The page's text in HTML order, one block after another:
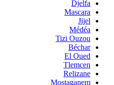
Djelfa
Mascara
Jijel
Médéa
Tizi Ouzou
Béchar
El Oued
Tlemcen
Relizane
Mostaganem